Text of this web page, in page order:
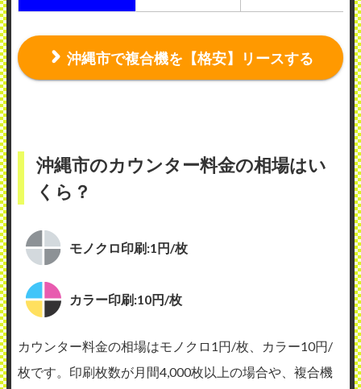
沖縄市で複合機を【格安】リースする
沖縄市のカウンター料金の相場はい
くら？
モノクロ印刷:1円/枚
カラー印刷:10円/枚
カウンター料金の相場はモノクロ1円/枚、カラー10円/
枚です。印刷枚数が月間4,000枚以上の場合や、複合機